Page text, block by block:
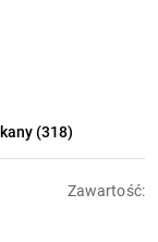
(318)
Zawartość: